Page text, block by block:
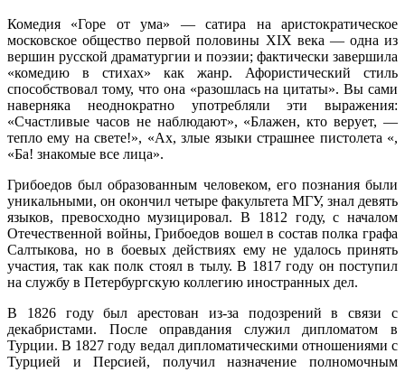
Комедия «Горе от ума» — сатира на аристократическое
московское общество первой половины XIX века — одна из
вершин русской драматургии и поэзии; фактически завершила
«комедию в стихах» как жанр. Афористический стиль
способствовал тому, что она «разошлась на цитаты». Вы сами
наверняка неоднократно употребляли эти выражения:
«Счастливые часов не наблюдают», «Блажен, кто верует, —
тепло ему на свете!», «Ах, злые языки страшнее пистолета «,
«Ба! знакомые все лица».
Грибоедов был образованным человеком, его познания были
уникальными, он окончил четыре факультета МГУ, знал девять
языков, превосходно музицировал. В 1812 году, с началом
Отечественной войны, Грибоедов вошел в состав полка графа
Салтыкова, но в боевых действиях ему не удалось принять
участия, так как полк стоял в тылу. В 1817 году он поступил
на службу в Петербургскую коллегию иностранных дел.
В 1826 году был арестован из-за подозрений в связи с
декабристами. После оправдания служил дипломатом в
Турции. В 1827 году ведал дипломатическими отношениями с
Турцией и Персией, получил назначение полномочным